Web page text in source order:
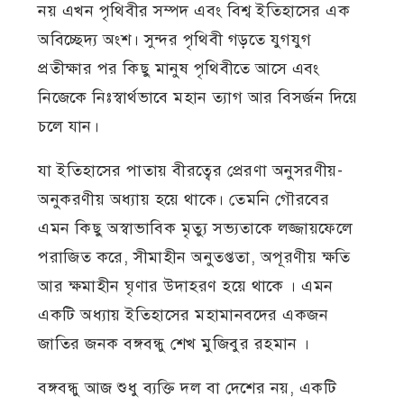
নয় এখন পৃথিবীর সম্পদ এবং বিশ্ব ইতিহাসের এক
অবিচ্ছেদ্য অংশ। সুন্দর পৃথিবী গড়তে যুগযুগ
প্রতীক্ষার পর কিছু মানুষ পৃথিবীতে আসে এবং
নিজেকে নিঃস্বার্থভাবে মহান ত্যাগ আর বিসর্জন দিয়ে
চলে যান।
যা ইতিহাসের পাতায় বীরত্বের প্রেরণা অনুসরণীয়-
অনুকরণীয় অধ্যায় হয়ে থাকে। তেমনি গৌরবের
এমন কিছু অস্বাভাবিক মৃত্যু সভ্যতাকে লজ্জায়ফেলে
পরাজিত করে, সীমাহীন অনুতপ্ততা, অপূরণীয় ক্ষতি
আর ক্ষমাহীন ঘৃণার উদাহরণ হয়ে থাকে । এমন
একটি অধ্যায় ইতিহাসের মহামানবদের একজন
জাতির জনক বঙ্গবন্ধু শেখ মুজিবুর রহমান ।
বঙ্গবন্ধু আজ শুধু ব্যক্তি দল বা দেশের নয়, একটি